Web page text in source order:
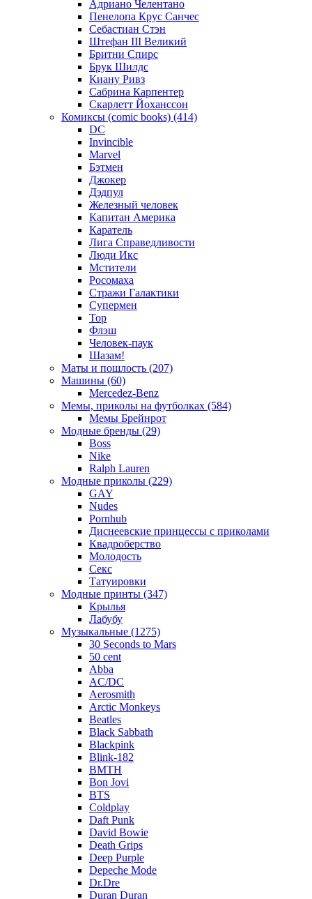
Адриано Челентано
Пенелопа Крус Санчес
Себастиан Стэн
Штефан III Великий
Бритни Спирс
Брук Шилдс
Киану Ривз
Сабрина Карпентер
Скарлетт Йоханссон
Комиксы (comic books) (414)
DC
Invincible
Marvel
Бэтмен
Джокер
Дэдпул
Железный человек
Капитан Америка
Каратель
Лига Справедливости
Люди Икс
Мстители
Росомаха
Стражи Галактики
Супермен
Тор
Флэш
Человек-паук
Шазам!
Маты и пошлость (207)
Машины (60)
Mercedez-Benz
Мемы, приколы на футболках (584)
Мемы Брейнрот
Модные бренды (29)
Boss
Nike
Ralph Lauren
Модные приколы (229)
GAY
Nudes
Pornhub
Диснеевские принцессы с приколами
Квадроберство
Молодость
Секс
Татуировки
Модные принты (347)
Крылья
Лабубу
Музыкальные (1275)
30 Seconds to Mars
50 cent
Abba
AC/DC
Aerosmith
Arctic Monkeys
Beatles
Black Sabbath
Blackpink
Blink-182
BMTH
Bon Jovi
BTS
Coldplay
Daft Punk
David Bowie
Death Grips
Deep Purple
Depeche Mode
Dr.Dre
Duran Duran